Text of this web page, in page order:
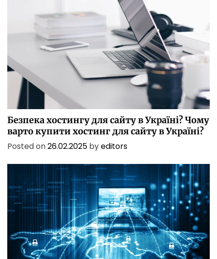
БЕЗПЕКА БІЗНЕС ТЕХНОЛОГІЇ
Безпека хостингу для сайту в Україні? Чому
варто купити хостинг для сайту в Україні?
Posted on26.02.2025 byeditors